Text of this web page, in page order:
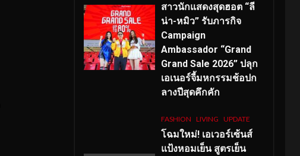
สาวนักแสดงสุดฮอต “ลี
น่า-หมิว” รับภารกิจ
Campaign
Ambassador “Grand
Grand Sale 2026” ปลุก
เอเนอร์จี้มหกรรมช้อปก
ลางปีสุดคึกคัก
FASHION LIVING UPDATE
โฉมใหม่! เอเวอร์เซ้นส์
แป้งหอมเย็น สูตรเย็น